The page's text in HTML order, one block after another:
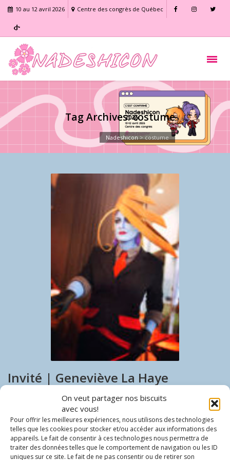
On veut partager nos biscuits
avec vous!
Pour offrir les meilleures expériences, nous utilisons des technologies
telles que les cookies pour stocker et/ou accéder aux informations des
appareils. Le fait de consentir à ces technologies nous permettra de
traiter des données telles que le comportement de navigation ou les ID
uniques sur ce site. Le fait de ne pas consentir ou de retirer son
10 au 12 avril 2026 Centre des congrès de Québec
Tag Archives: costume
Nadeshicon>costume
Invité | Geneviève La Haye
MYRX NADESHICON 2026 ,NADESHICON 2026 NEWS,
Le Festival Nadeshicon a le plaisir d'accueillir Geneviève La Haye
comme invité lors de l'édition 2026. Ayant accumulé de nombreux
prix lors de mascarades de diverses conventions à travers le temps,
représentante du Canada au Japon lors du World Cosplay Summit